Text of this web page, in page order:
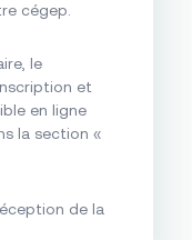
cégep.
le
et
en ligne
la section «
de la